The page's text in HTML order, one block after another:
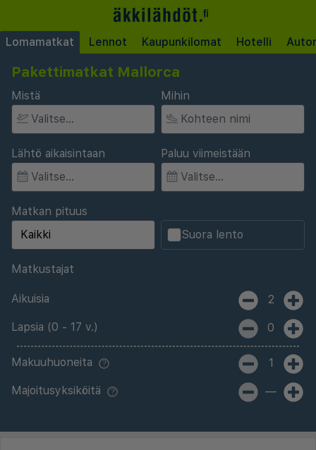
Lomamatkat Lennot Kaupunkilomat Hotelli
Pakettimatkat Mallorca
Mistä Mihin
Lähtö aikaisintaan Paluu viimeistään
Matkan pituus
Suora lento
Matkustajat
Aikuisia 2
Lapsia (0 - 17 v.) 0
Makuuhuoneita 1
Majoitusyksiköitä —